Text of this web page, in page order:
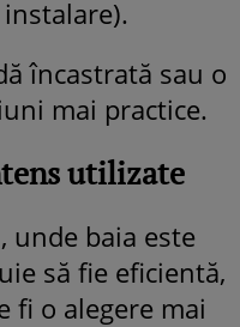
încastrată sau o
mai practice.
utilizate
unde baia este
să fie eficientă,
fi o alegere mai